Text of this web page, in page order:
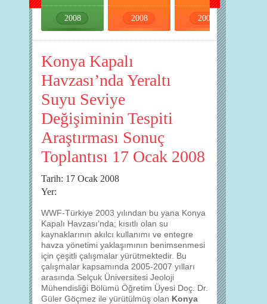
2008 2008 2008
Konya Kapalı
Havzası’nda Yeraltı
Suyu Seviye
Değişiminin Tespiti
Araştırması Sonuç
Toplantısı 17 Ocak 2008
Tarih: 17 Ocak 2008
Yer:
WWF-Türkiye 2003 yılından bu yana Konya
Kapalı Havzası’nda; kısıtlı olan su
kaynaklarının akılcı kullanımı ve entegre
havza yönetimi yaklaşımının benimsenmesi
için çeşitli çalışmalar yürütmektedir. Bu
çalışmalar kapsamında 2005-2007 yılları
arasında Selçuk Üniversitesi Jeoloji
Mühendisliği Bölümü Öğretim Üyesi Doç. Dr.
Güler Göçmez ile yürütülmüş olan Konya